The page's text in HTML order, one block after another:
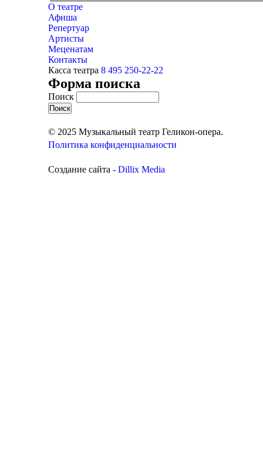
О театре
Афиша
Репертуар
Артисты
Меценатам
Контакты
Касса театра 8 495 250-22-22
Форма поиска
Поиск
© 2025 Музыкальный театр Геликон-опера.
Политика конфиденциальности
Создание сайта - Dillix Media